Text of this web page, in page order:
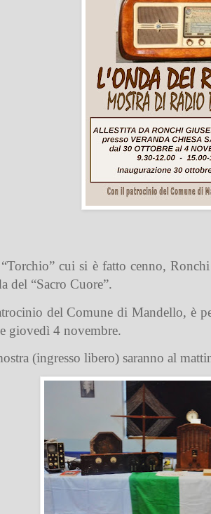
cui si è fatto cenno,
del “Sacro Cuore”.
del Comune di Mandello, è
giovedì 4 novembre.
(ingresso libero) saranno al